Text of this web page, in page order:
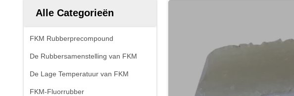
Alle Categorieën
FKM Rubberprecompound
De Rubbersamenstelling van FKM
De Lage Temperatuur van FKM
FKM-Fluorrubber